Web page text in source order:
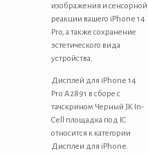
изображения и сенсорной
реакции вашего iPhone 14
Pro, а также сохранение
эстетического вида
устройства.
Дисплей для iPhone 14
Pro A2891 в сборе с
тачскрином Черный JK In-
Cell площадка под IC
относится к категории
Дисплеи для iPhone.